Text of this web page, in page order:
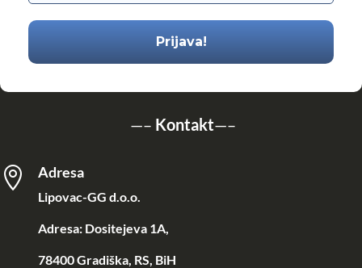
—– Kontakt—–
 Adresa
Lipovac-GG d.o.o.
Adresa: Dositejeva 1A,
78400 Gradiška, RS, BiH